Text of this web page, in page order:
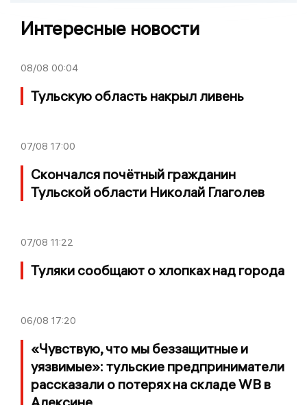
Интересные новости
08/08 00:04
Тульскую область накрыл ливень
07/08 17:00
Скончался почётный гражданин
Тульской области Николай Глаголев
07/08 11:22
Туляки сообщают о хлопках над города
06/08 17:20
«Чувствую, что мы беззащитные и
уязвимые»: тульские предприниматели
рассказали о потерях на складе WB в